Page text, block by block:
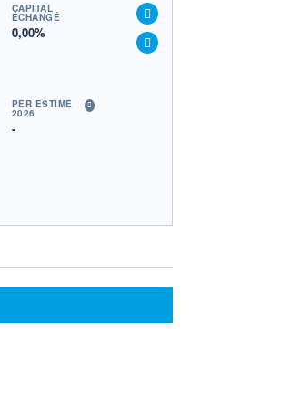
CAPITAL
ÉCHANGÉ
0,00%
PER ESTIMÉ
2026
-